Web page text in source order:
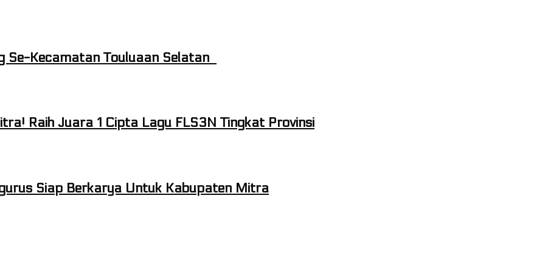
Se-Kecamatan Touluaan Selatan
Raih Juara 1 Cipta Lagu FLS3N Tingkat Provinsi
Siap Berkarya Untuk Kabupaten Mitra